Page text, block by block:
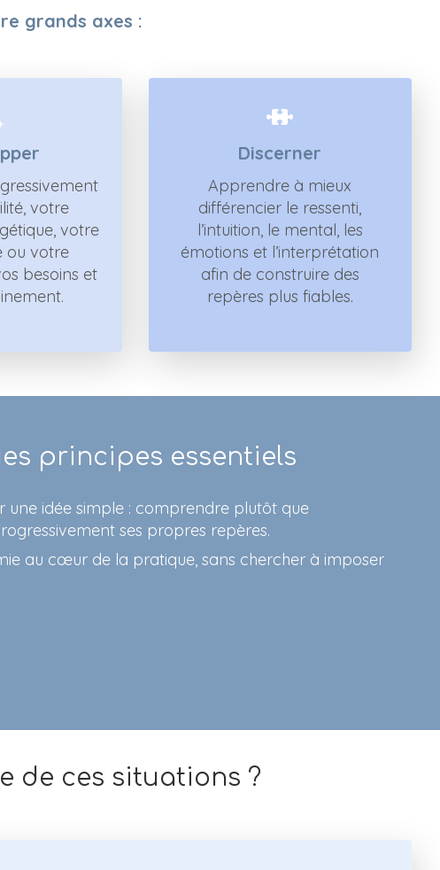
grands axes :
votre
votre
ou votre
besoins et
Discerner
Apprendre à mieux
différencier le ressenti,
l’intuition, le mental, les
émotions et l’interprétation
afin de construire des
repères plus fiables.
principes essentiels
une idée simple : comprendre plutôt que
ses propres repères.
au cœur de la pratique, sans chercher à imposer
de ces situations ?